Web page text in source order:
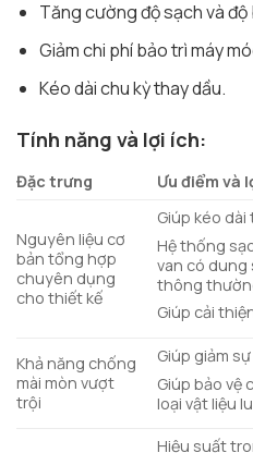
Tăng cường độ sạch và
Giảm chi phí bảo trì máy
Kéo dài chu kỳ thay dầu.
Tính năng và lợi ích:
Đặc trưng Ưu điểm và
Nguyên liệu cơ
bản tổng hợp
chuyên dụng
cho thiết kế
Giúp kéo
Hệ thống
van có dung
thông
Giúp cải
Khả năng chống
mài mòn vượt
trội
Giúp giảm
Giúp bảo vệ
loại vật liệu
Hiệu suất